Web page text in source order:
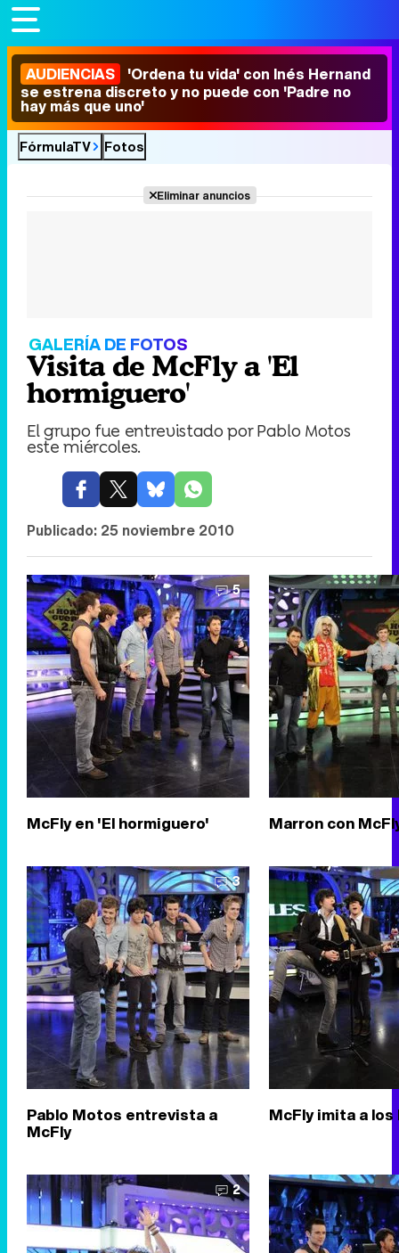
AUDIENCIAS 'Ordena tu vida' con Inés Hernand
se estrena discreto y no puede con 'Padre no
hay más que uno'
FórmulaTV Fotos
Eliminar anuncios
GALERÍA DE FOTOS
Visita de McFly a 'El
hormiguero'
El grupo fue entrevistado por Pablo Motos
este miércoles.
Publicado: 25 noviembre 2010
5
McFly en 'El hormiguero' Marron con
3
Pablo Motos entrevista a
McFly
McFly imita a
2